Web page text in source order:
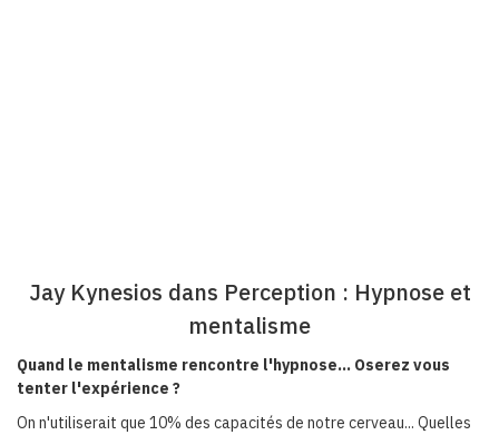
Jay Kynesios dans Perception : Hypnose et
mentalisme
Quand le mentalisme rencontre l'hypnose... Oserez vous
tenter l'expérience ?
On n'utiliserait que 10% des capacités de notre cerveau... Quelles